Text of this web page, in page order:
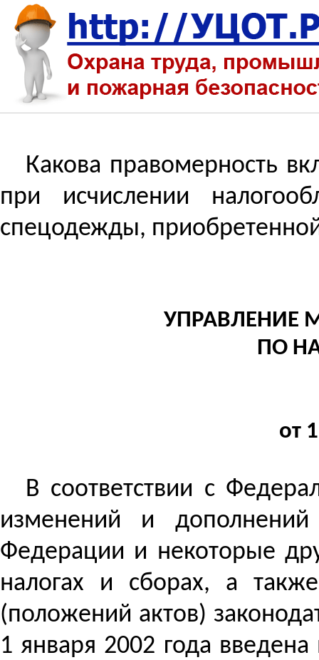
Какова правомерность
при исчислении
спецодежды,
УПРАВЛЕНИЕ
ПО
от
В соответствии с
изменений и дополнений
Федерации и некоторые
налогах и сборах, а
(положений актов)
1 января 2002 года введена